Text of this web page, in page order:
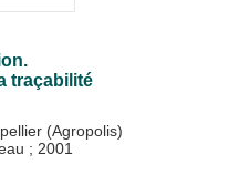
traçabilité
(Agropolis)
; 2001